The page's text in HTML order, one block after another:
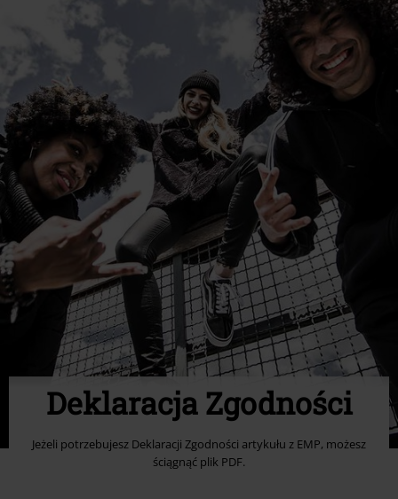
Deklaracja Zgodności
Jeżeli potrzebujesz Deklaracji Zgodności artykułu z EMP, możesz
ściągnąć plik PDF.